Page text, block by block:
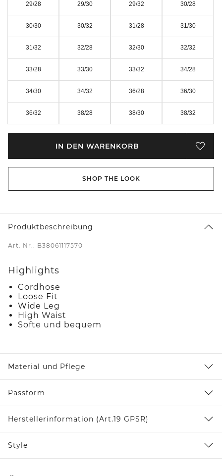
29/28 29/30 29/32 30/28
30/30 30/32 31/28 31/30
31/32 32/28 32/30 32/32
33/28 33/30 33/32 34/28
34/30 34/32 36/28 36/30
36/32 38/28 38/30 38/32
IN DEN WARENKORB
SHOP THE LOOK
Produktbeschreibung
Art. Nr.: B38061117570
Highlights
Cordhose
Loose Fit
Wide Leg
High Waist
Softe und bequem
Material und Pflege
Passform
Herstellerinformation (Art.19 GPSR)
Style